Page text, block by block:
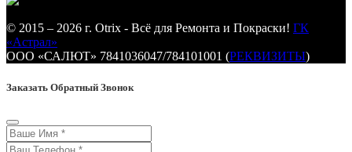
© 2015 – 2026 г. Otrix - Всё для Ремонта и Покраски! ГК
«Астрал»
ООО «САЛЮТ» 7841036047/784101001 (РЕКВИЗИТЫ)
Заказать Обратный Звонок